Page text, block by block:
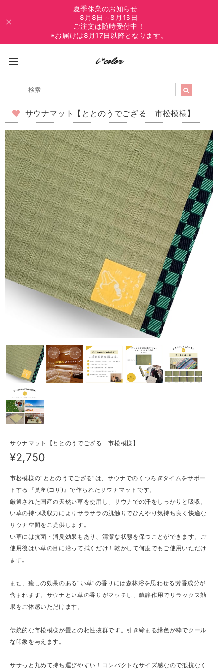
夏季休業のお知らせ
8月8日～8月16日
ご注文は随時受付中！
※お届けは8月17日以降となります。
サウナマット【ととのうでござる 市松模様】
サウナマット【ととのうでござる 市松模様】
¥2,750
市松模様の“ととのうでござる”は、サウナでのくつろぎタイムをサポー
トする『茣蓙(ゴザ)』で作られたサウナマットです。
厳選された国産の天然い草を使用し、サウナでの汗をしっかりと吸収。
い草の持つ吸収力によりサラサラの肌触りでひんやり気持ち良く快適な
サウナ空間をご提供します。
い草には抗菌・消臭効果もあり、清潔な状態を保つことができます。ご
使用後はい草の目に沿って拭くだけ！乾かして何度でもご使用いただけ
ます。
また、癒しの効果のある“い草”の香りには森林浴を思わせる芳香成分が
含まれます。サウナとい草の香りがマッチし、鎮静作用でリラックス効
果をご体感いただけます。
伝統的な市松模様が畳との相性抜群です。引き締まる緑色が粋でクール
な印象を与えます。
ササっと丸めて持ち運びやすい！コンパクトなサイズ感なので抵抗なく